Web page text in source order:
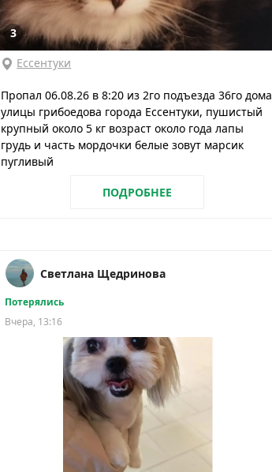
3
Ессентуки
Пропал 06.08.26 в 8:20 из 2го подъезда 36го дома
улицы грибоедова города Ессентуки, пушистый
крупный около 5 кг возраст около года лапы
грудь и часть мордочки белые зовут марсик
пугливый
ПОДРОБНЕЕ
Светлана Щедринова
Потерялись
Вчера, 13:16